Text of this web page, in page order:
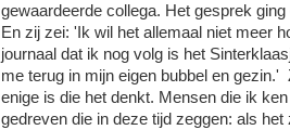
gewaardeerde collega. Het gesprek
En zij zei: 'Ik wil het allemaal niet meer
journaal dat ik nog volg is het
me terug in mijn eigen bubbel en
enige is die het denkt. Mensen die ik
gedreven die in deze tijd zeggen: als